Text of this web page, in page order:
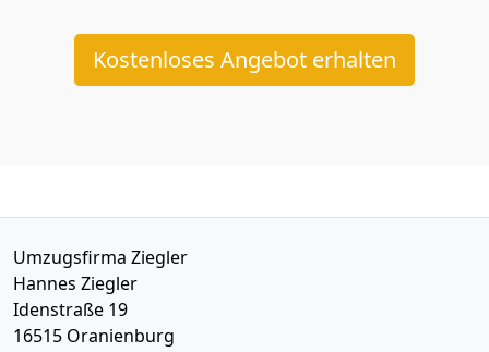
Kostenloses Angebot erhalten
Umzugsfirma Ziegler
Hannes Ziegler
Idenstraße 19
16515 Oranienburg